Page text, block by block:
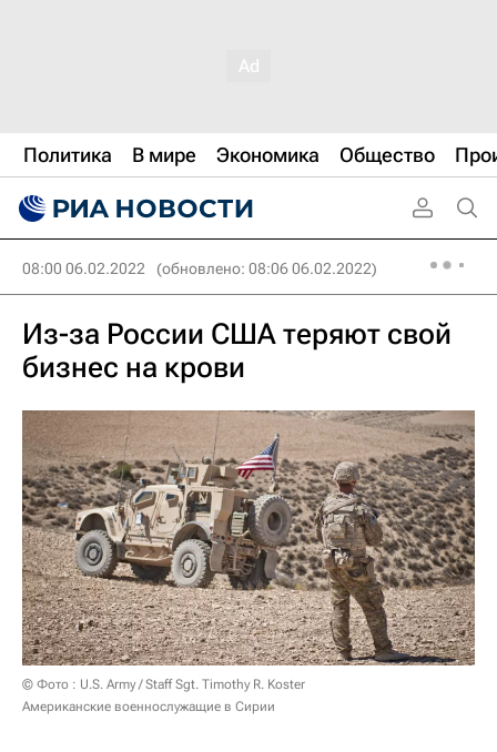
Политика В мире Экономика Общество
08:00 06.02.2022 (обновлено: 08:06 06.02.2022)
Из-за России США теряют свой
бизнес на крови
© Фото : U.S. Army / Staff Sgt. Timothy R. Koster
Американские военнослужащие в Сирии